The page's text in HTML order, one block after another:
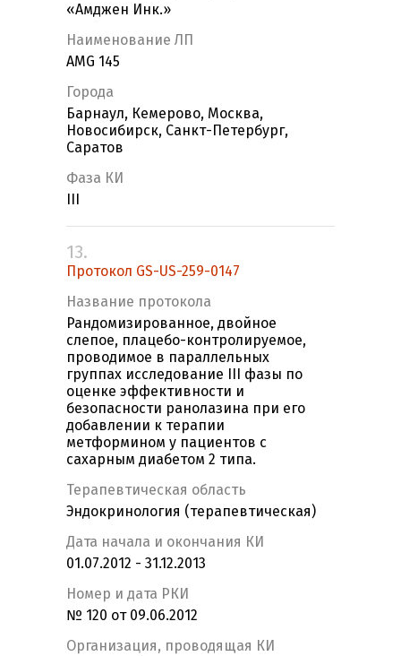
«Амджен Инк.»
Наименование ЛП
AMG 145
Города
Барнаул, Кемерово, Москва,
Новосибирск, Санкт-Петербург,
Саратов
Фаза КИ
13.
Протокол GS-US-259-0147
Название протокола
Рандомизированное, двойное
слепое, плацебо-контролируемое,
проводимое в параллельных
группах исследование III фазы по
оценке эффективности и
безопасности ранолазина при его
добавлении к терапии
метформином у пациентов с
сахарным диабетом 2 типа.
Терапевтическая область
Эндокринология (терапевтическая)
Дата начала и окончания КИ
01.07.2012 - 31.12.2013
Номер и дата РКИ
№ 120 от 09.06.2012
Организация, проводящая КИ